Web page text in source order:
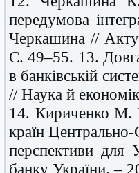
передумова
Черкашина //
C. 49–55. 13.
в банківській
// Наука й
14. Кириченко М.
країн
перспективи для
банку України. –